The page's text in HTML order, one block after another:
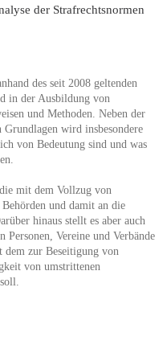
der Strafrechtsnormen
des seit 2008 geltenden
in der Ausbildung von
und Methoden. Neben der
wird insbesondere
von Bedeutung sind und was
mit dem Vollzug von
und damit an die
hinaus stellt es aber auch
Vereine und Verbände
dem zur Beseitigung von
von umstrittenen